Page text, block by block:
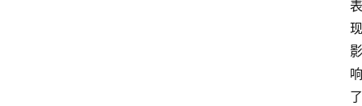
表
现
影
响
了